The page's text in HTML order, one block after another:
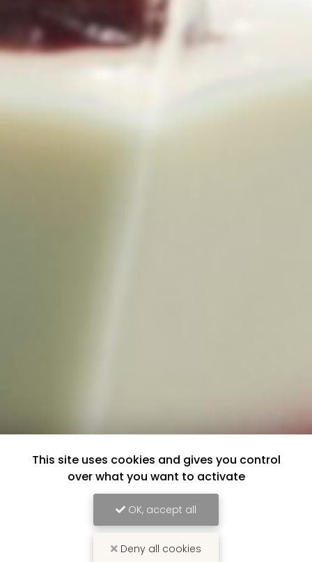
This site uses cookies and gives you control
over what you want to activate
OK, accept all
Deny all cookies